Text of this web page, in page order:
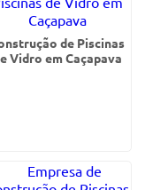
de Piscinas
Vidro em Caçapava